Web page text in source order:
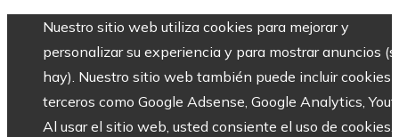
Nuestro sitio web utiliza cookies para mejorar y
personalizar su experiencia y para mostrar anuncios
hay). Nuestro sitio web también puede incluir cookies
terceros como Google Adsense, Google Analytics,
Al usar el sitio web, usted consiente el uso de cookies.